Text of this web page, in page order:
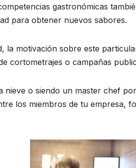
gastronómicas
para obtener nuevos sabores.
la motivación sobre este
cortometrajes o campañas
nieve o siendo un master chef
los miembros de tu empresa,